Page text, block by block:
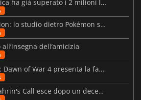
Resident Evil: Veronica ha già superato i 2 milioni liste dei desideri
Beast of Reincarnation: lo studio dietro Pokémon su una nuova strada
dell’amicizia
Warhammer 40.000: Dawn of War 4 presenta la fazione dei Necron
Forsaken Realms: Vahrin's Call esce dopo un decennio di sviluppo